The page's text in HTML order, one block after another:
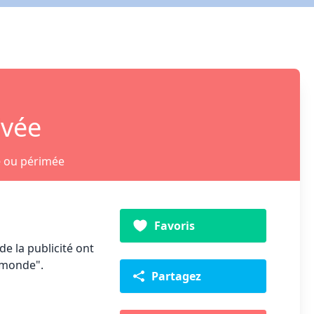
ou périmée
la publicité ont
Favoris
Partagez